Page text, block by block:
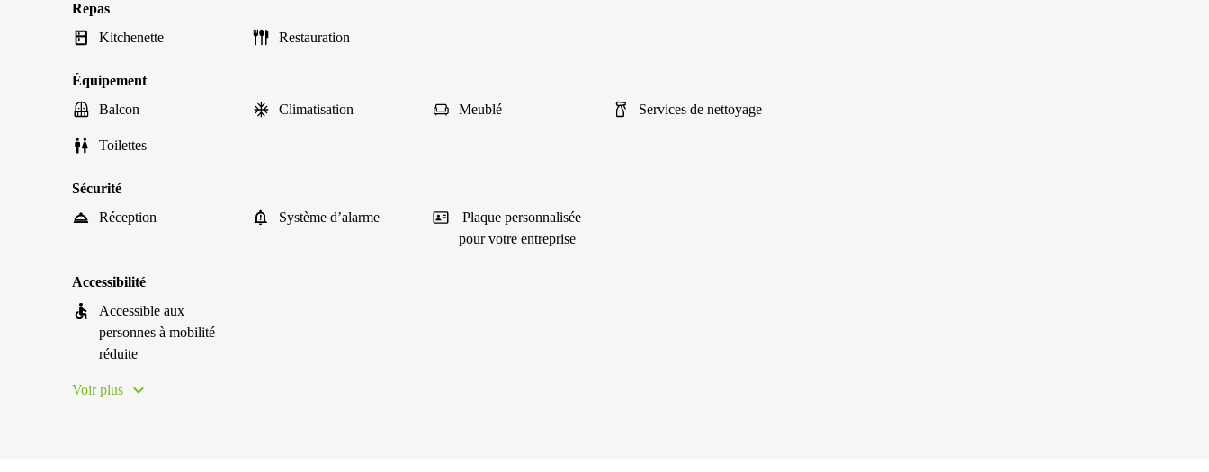
Repas
Kitchenette
Restauration
Équipement
Balcon
Climatisation Meublé Services de nettoyage
Toilettes
Sécurité
Réception
Système d’alarme
Plaque personnalisée
pour votre entreprise
Accessibilité
Accessible aux
personnes à mobilité
réduite
Voir plus